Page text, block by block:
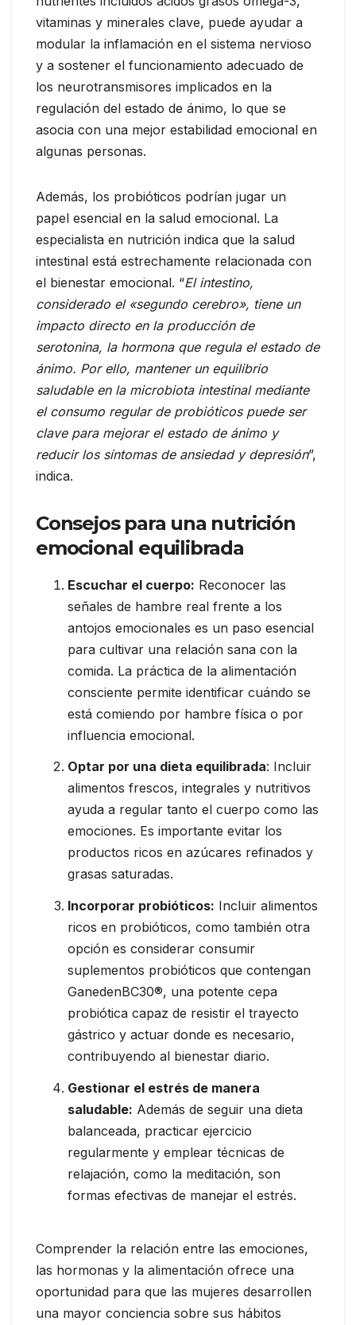
vitaminas y minerales clave, puede ayudar a
modular la inflamación en el sistema nervioso
y a sostener el funcionamiento adecuado de
los neurotransmisores implicados en la
regulación del estado de ánimo, lo que se
asocia con una mejor estabilidad emocional en
algunas personas.
Además, los probióticos podrían jugar un
papel esencial en la salud emocional. La
especialista en nutrición indica que la salud
intestinal está estrechamente relacionada con
el bienestar emocional. “El intestino,
considerado el «segundo cerebro», tiene un
impacto directo en la producción de
serotonina, la hormona que regula el estado de
ánimo. Por ello, mantener un equilibrio
saludable en la microbiota intestinal mediante
el consumo regular de probióticos puede ser
clave para mejorar el estado de ánimo y
reducir los síntomas de ansiedad y depresión”,
indica.
Consejos para una nutrición
emocional equilibrada
Escuchar el cuerpo: Reconocer las
señales de hambre real frente a los
antojos emocionales es un paso esencial
para cultivar una relación sana con la
comida. La práctica de la alimentación
consciente permite identificar cuándo se
está comiendo por hambre física o por
influencia emocional.
Optar por una dieta equilibrada: Incluir
alimentos frescos, integrales y nutritivos
ayuda a regular tanto el cuerpo como las
emociones. Es importante evitar los
productos ricos en azúcares refinados y
grasas saturadas.
Incorporar probióticos: Incluir alimentos
ricos en probióticos, como también otra
opción es considerar consumir
suplementos probióticos que contengan
GanedenBC30®, una potente cepa
probiótica capaz de resistir el trayecto
gástrico y actuar donde es necesario,
contribuyendo al bienestar diario.
Gestionar el estrés de manera
saludable: Además de seguir una dieta
balanceada, practicar ejercicio
regularmente y emplear técnicas de
relajación, como la meditación, son
formas efectivas de manejar el estrés.
Comprender la relación entre las emociones,
las hormonas y la alimentación ofrece una
oportunidad para que las mujeres desarrollen
una mayor conciencia sobre sus hábitos